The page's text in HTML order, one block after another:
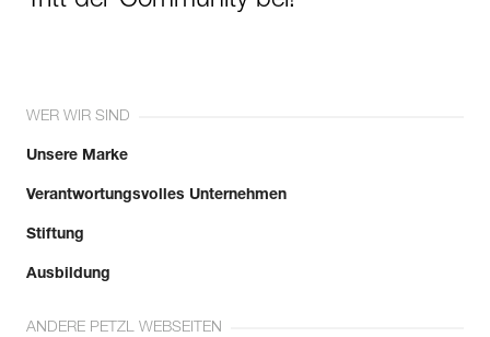
WER WIR SIND
Unsere Marke
Verantwortungsvolles Unternehmen
Stiftung
Ausbildung
ANDERE PETZL WEBSEITEN